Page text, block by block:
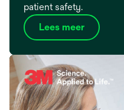
patient safety.
Lees meer
opens
in
new